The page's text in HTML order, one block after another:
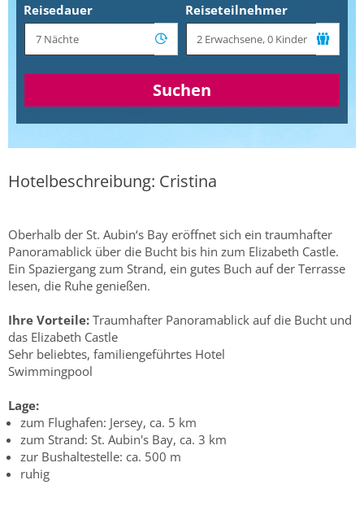
Reisedauer Reiseteilnehmer
Suchen
Hotelbeschreibung: Cristina
Oberhalb der St. Aubin‘s Bay eröffnet sich ein traumhafter
Panoramablick über die Bucht bis hin zum Elizabeth Castle.
Ein Spaziergang zum Strand, ein gutes Buch auf der Terrasse
lesen, die Ruhe genießen.
Ihre Vorteile: Traumhafter Panoramablick auf die Bucht und
das Elizabeth Castle
Sehr beliebtes, familiengeführtes Hotel
Swimmingpool
Lage:
zum Flughafen: Jersey, ca. 5 km
zum Strand: St. Aubin's Bay, ca. 3 km
zur Bushaltestelle: ca. 500 m
ruhig